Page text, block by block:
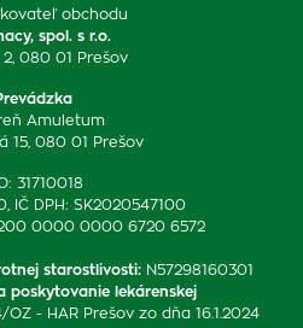
obchodu
spol. s r.o.
080 01 Prešov
Amuletum
15, 080 01 Prešov
31710018
IČ DPH: SK2020547100
0000 0000 6720 6572
starostlivosti: N57298160301
poskytovanie lekárenskej
- HAR Prešov zo dňa 16.1.2024